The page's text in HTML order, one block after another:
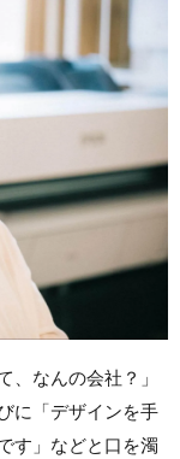
、なんの会社？」
に「デザインを手
す」などと口を濁